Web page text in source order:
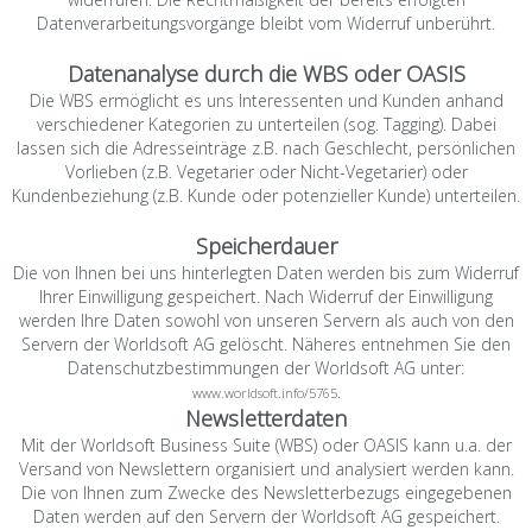
Datenverarbeitungsvorgänge bleibt vom Widerruf unberührt.
Datenanalyse durch die WBS oder OASIS
Die WBS ermöglicht es uns Interessenten und Kunden anhand
verschiedener Kategorien zu unterteilen (sog. Tagging). Dabei
lassen sich die Adresseinträge z.B. nach Geschlecht, persönlichen
Vorlieben (z.B. Vegetarier oder Nicht-Vegetarier) oder
Kundenbeziehung (z.B. Kunde oder potenzieller Kunde) unterteilen.
Speicherdauer
Die von Ihnen bei uns hinterlegten Daten werden bis zum Widerruf
Ihrer Einwilligung gespeichert. Nach Widerruf der Einwilligung
werden Ihre Daten sowohl von unseren Servern als auch von den
Servern der Worldsoft AG gelöscht. Näheres entnehmen Sie den
Datenschutzbestimmungen der Worldsoft AG unter:
www.worldsoft.info/5765.
Newsletterdaten
Mit der Worldsoft Business Suite (WBS) oder OASIS kann u.a. der
Versand von Newslettern organisiert und analysiert werden kann.
Die von Ihnen zum Zwecke des Newsletterbezugs eingegebenen
Daten werden auf den Servern der Worldsoft AG gespeichert.